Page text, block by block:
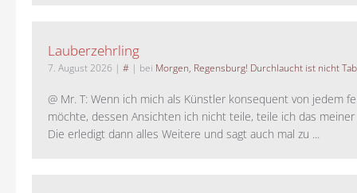
Lauberzehrling
7. August 2026 | # | bei Morgen, Regensburg! Durchlaucht ist nicht
@ Mr. T: Wenn ich mich als Künstler konsequent von jedem
möchte, dessen Ansichten ich nicht teile, teile ich das
Die erledigt dann alles Weitere und sagt auch mal zu ...